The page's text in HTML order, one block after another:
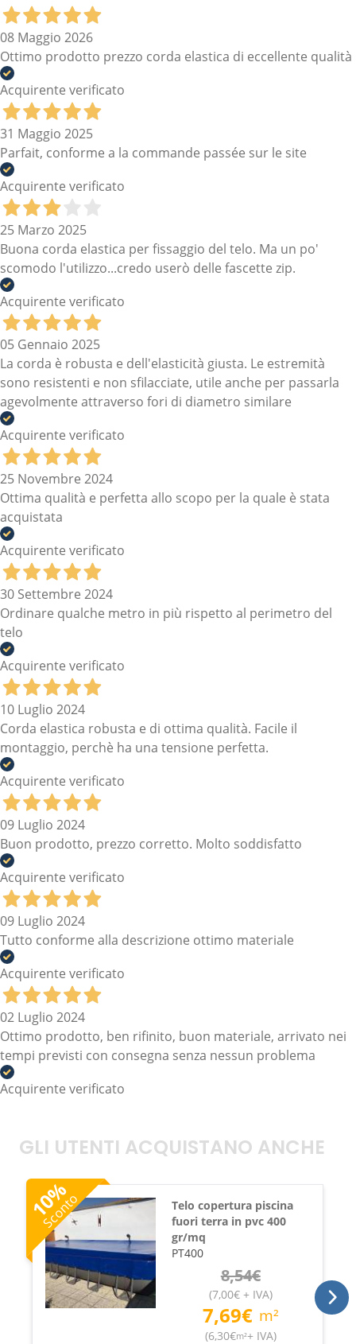
08 Maggio 2026
Ottimo prodotto prezzo corda elastica di eccellente qualità
Acquirente verificato
31 Maggio 2025
Parfait, conforme a la commande passée sur le site
Acquirente verificato
25 Marzo 2025
Buona corda elastica per fissaggio del telo. Ma un po'
scomodo l'utilizzo...credo userò delle fascette zip.
Acquirente verificato
05 Gennaio 2025
La corda è robusta e dell'elasticità giusta. Le estremità
sono resistenti e non sfilacciate, utile anche per passarla
agevolmente attraverso fori di diametro similare
Acquirente verificato
25 Novembre 2024
Ottima qualità e perfetta allo scopo per la quale è stata
acquistata
Acquirente verificato
30 Settembre 2024
Ordinare qualche metro in più rispetto al perimetro del
telo
Acquirente verificato
10 Luglio 2024
Corda elastica robusta e di ottima qualità. Facile il
montaggio, perchè ha una tensione perfetta.
Acquirente verificato
09 Luglio 2024
Buon prodotto, prezzo corretto. Molto soddisfatto
Acquirente verificato
09 Luglio 2024
Tutto conforme alla descrizione ottimo materiale
Acquirente verificato
02 Luglio 2024
Ottimo prodotto, ben rifinito, buon materiale, arrivato nei
tempi previsti con consegna senza nessun problema
Acquirente verificato
GLI UTENTI ACQUISTANO ANCHE
10
%
Sconto
Telo copertura piscina
fuori terra in pvc 400
gr/mq
PT400
8,54€
(7,00€+ IVA)
7,69€ m²
(6,30€m²+ IVA)